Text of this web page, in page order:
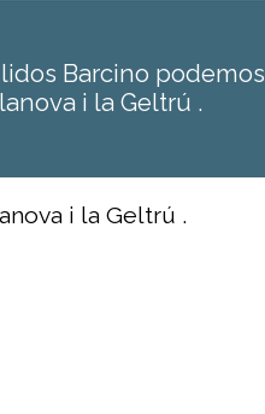
Barcino podemos
i la Geltrú .
i la Geltrú .